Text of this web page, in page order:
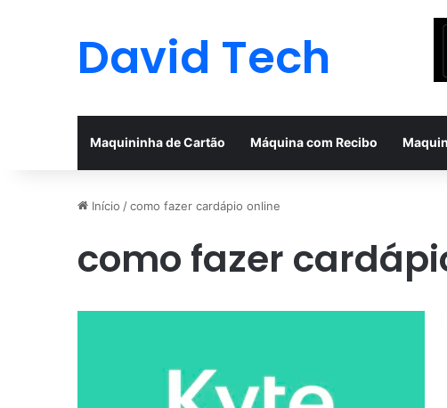
David Tech
Maquininha de Cartão Máquina com Recibo
Início /como fazer cardápio online
como fazer